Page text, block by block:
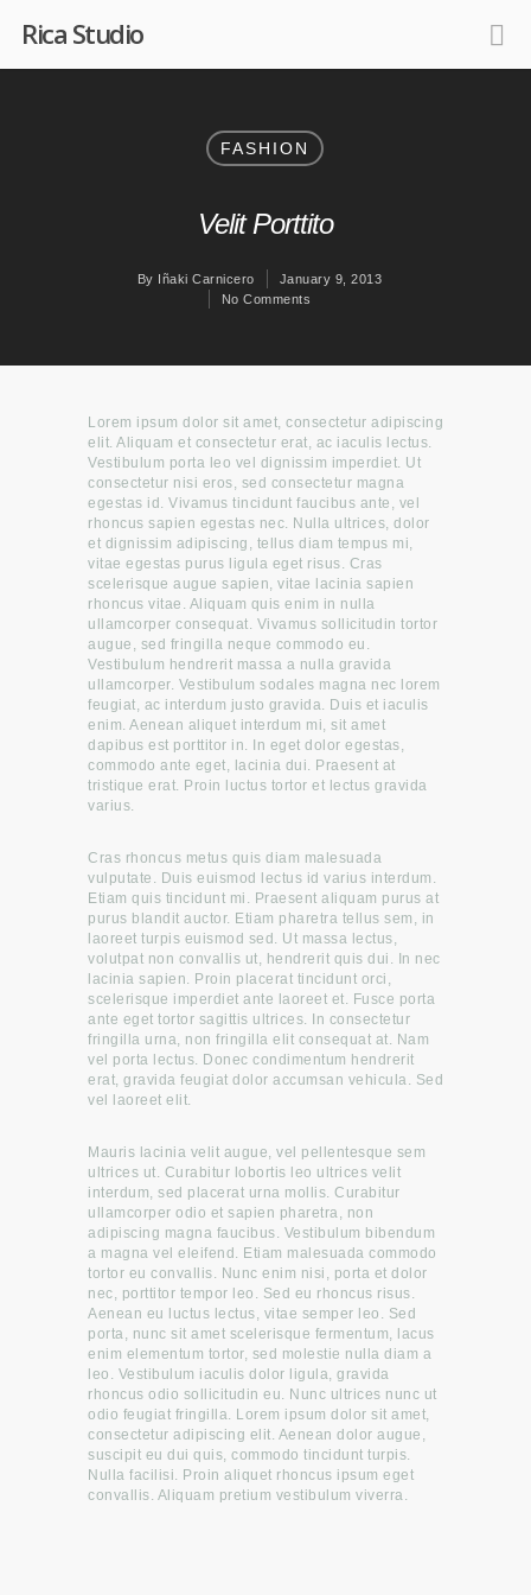
Rica Studio
FASHION
Velit Porttito
By Iñaki Carnicero
January 9, 2013
No Comments
Lorem ipsum dolor sit amet, consectetur adipiscing
elit. Aliquam et consectetur erat, ac iaculis lectus.
Vestibulum porta leo vel dignissim imperdiet. Ut
consectetur nisi eros, sed consectetur magna
egestas id. Vivamus tincidunt faucibus ante, vel
rhoncus sapien egestas nec. Nulla ultrices, dolor
et dignissim adipiscing, tellus diam tempus mi,
vitae egestas purus ligula eget risus. Cras
scelerisque augue sapien, vitae lacinia sapien
rhoncus vitae. Aliquam quis enim in nulla
ullamcorper consequat. Vivamus sollicitudin tortor
augue, sed fringilla neque commodo eu.
Vestibulum hendrerit massa a nulla gravida
ullamcorper. Vestibulum sodales magna nec lorem
feugiat, ac interdum justo gravida. Duis et iaculis
enim. Aenean aliquet interdum mi, sit amet
dapibus est porttitor in. In eget dolor egestas,
commodo ante eget, lacinia dui. Praesent at
tristique erat. Proin luctus tortor et lectus gravida
varius.
Cras rhoncus metus quis diam malesuada
vulputate. Duis euismod lectus id varius interdum.
Etiam quis tincidunt mi. Praesent aliquam purus at
purus blandit auctor. Etiam pharetra tellus sem, in
laoreet turpis euismod sed. Ut massa lectus,
volutpat non convallis ut, hendrerit quis dui. In nec
lacinia sapien. Proin placerat tincidunt orci,
scelerisque imperdiet ante laoreet et. Fusce porta
ante eget tortor sagittis ultrices. In consectetur
fringilla urna, non fringilla elit consequat at. Nam
vel porta lectus. Donec condimentum hendrerit
erat, gravida feugiat dolor accumsan vehicula. Sed
vel laoreet elit.
Mauris lacinia velit augue, vel pellentesque sem
ultrices ut. Curabitur lobortis leo ultrices velit
interdum, sed placerat urna mollis. Curabitur
ullamcorper odio et sapien pharetra, non
adipiscing magna faucibus. Vestibulum bibendum
a magna vel eleifend. Etiam malesuada commodo
tortor eu convallis. Nunc enim nisi, porta et dolor
nec, porttitor tempor leo. Sed eu rhoncus risus.
Aenean eu luctus lectus, vitae semper leo. Sed
porta, nunc sit amet scelerisque fermentum, lacus
enim elementum tortor, sed molestie nulla diam a
leo. Vestibulum iaculis dolor ligula, gravida
rhoncus odio sollicitudin eu. Nunc ultrices nunc ut
odio feugiat fringilla. Lorem ipsum dolor sit amet,
consectetur adipiscing elit. Aenean dolor augue,
suscipit eu dui quis, commodo tincidunt turpis.
Nulla facilisi. Proin aliquet rhoncus ipsum eget
convallis. Aliquam pretium vestibulum viverra.